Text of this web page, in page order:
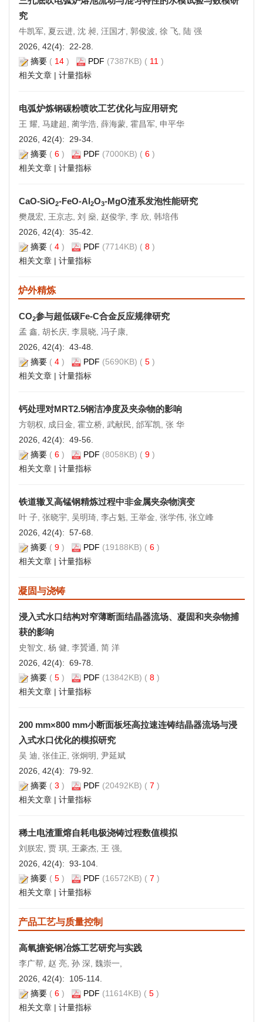
究
牛凯军, 夏云进, 沈 昶, 汪国才, 郭俊波, 徐 飞, 陆 强
2026, 42(4): 22-28.
摘要 ( 14 ) PDF (7387KB) ( 11 )
相关文章 | 计量指标
电弧炉炼钢碳粉喷吹工艺优化与应用研究
王 耀, 马建超, 蔺学浩, 薛海蒙, 霍昌军, 申平华
2026, 42(4): 29-34.
摘要 ( 6 ) PDF (7000KB) ( 6 )
相关文章 | 计量指标
CaO-SiO2-FeO-Al2O3-MgO渣系发泡性能研究
樊晟宏, 王京志, 刘 燊, 赵俊学, 李 欣, 韩培伟
2026, 42(4): 35-42.
摘要 ( 4 ) PDF (7714KB) ( 8 )
相关文章 | 计量指标
炉外精炼
CO2参与超低碳Fe-C合金反应规律研究
孟 鑫, 胡长庆, 李晨晓, 冯子康,
2026, 42(4): 43-48.
摘要 ( 4 ) PDF (5690KB) ( 5 )
相关文章 | 计量指标
钙处理对MRT2.5钢洁净度及夹杂物的影响
方朝权, 成日金, 霍立桥, 武献民, 邰军凯, 张 华
2026, 42(4): 49-56.
摘要 ( 6 ) PDF (8058KB) ( 9 )
相关文章 | 计量指标
铁道辙叉高锰钢精炼过程中非金属夹杂物演变
叶 子, 张晓宇, 吴明琦, 李占魁, 王举金, 张学伟, 张立峰
2026, 42(4): 57-68.
摘要 ( 9 ) PDF (19188KB) ( 6 )
相关文章 | 计量指标
凝固与浇铸
浸入式水口结构对窄薄断面结晶器流场、凝固和夹杂物捕
获的影响
史智文, 杨 健, 李贇通, 简 洋
2026, 42(4): 69-78.
摘要 ( 5 ) PDF (13842KB) ( 8 )
相关文章 | 计量指标
200 mm×800 mm小断面板坯高拉速连铸结晶器流场与浸
入式水口优化的模拟研究
吴 迪, 张佳正, 张炯明, 尹延斌
2026, 42(4): 79-92.
摘要 ( 3 ) PDF (20492KB) ( 7 )
相关文章 | 计量指标
稀土电渣重熔自耗电极浇铸过程数值模拟
刘朕宏, 贾 琪, 王豪杰, 王 强,
2026, 42(4): 93-104.
摘要 ( 5 ) PDF (16572KB) ( 7 )
相关文章 | 计量指标
产品工艺与质量控制
高氧搪瓷钢冶炼工艺研究与实践
李广帮, 赵 亮, 孙 深, 魏崇一,
2026, 42(4): 105-114.
摘要 ( 6 ) PDF (11614KB) ( 5 )
相关文章 | 计量指标
《炼钢》编委会换届暨第十一届编委会
成立会议顺利召开
2025-11-28
喜讯！《炼钢》期刊首次入选CSCD数
据库
2025-08-14
《炼钢》期刊连续10次入编《中文核心